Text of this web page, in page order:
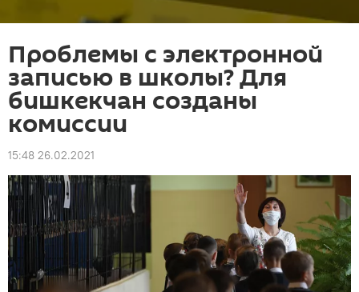
Проблемы с электронной
записью в школы? Для
бишкекчан созданы
комиссии
15:48 26.02.2021